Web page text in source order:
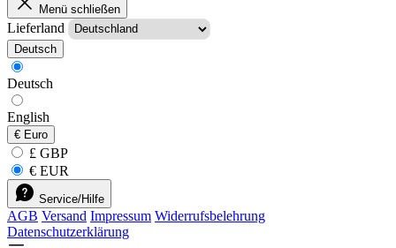
Menü schließen
Lieferland
Deutsch
Deutsch
English
€ Euro
£ GBP
€ EUR
Service/Hilfe
AGB Versand Impressum Widerrufsbelehrung
Datenschutzerklärung